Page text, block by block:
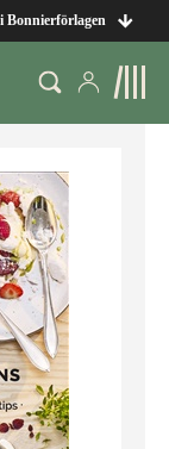
Bonnierförlagen